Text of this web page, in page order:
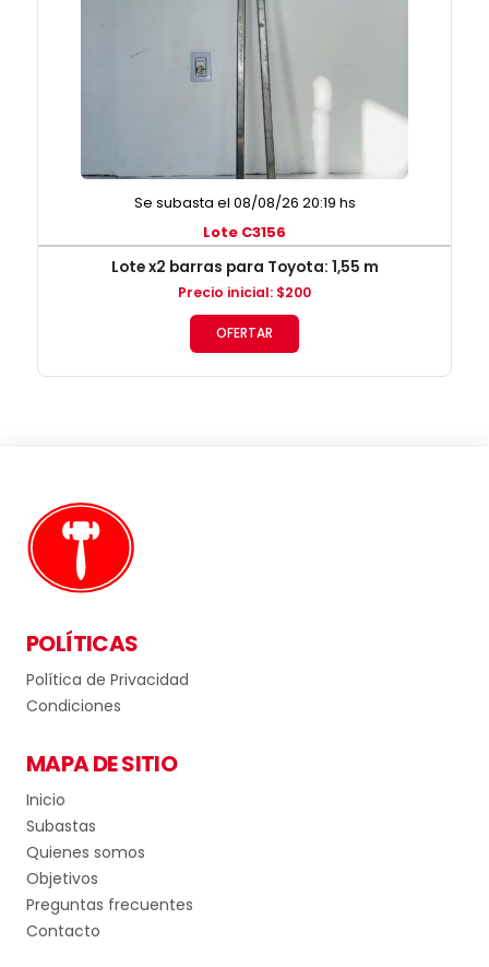
Se subasta el 08/08/26 20:19 hs
Lote C3156
Lote x2 barras para Toyota: 1,55 m
Precio inicial: $200
OFERTAR
POLÍTICAS
Política de Privacidad
Condiciones
MAPA DE SITIO
Inicio
Subastas
Quienes somos
Objetivos
Preguntas frecuentes
Contacto